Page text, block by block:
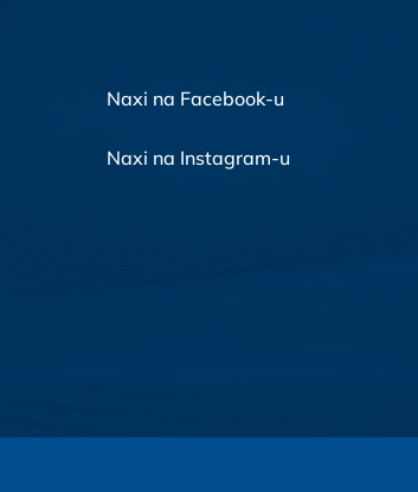
Naxi na Facebook-u
Naxi na Instagram-u